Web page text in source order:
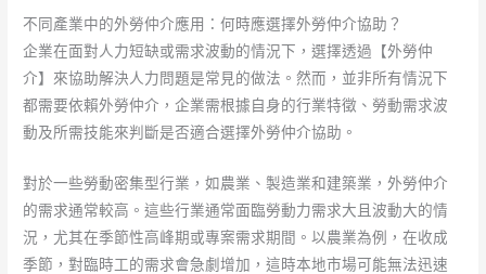
不同產業中的外勞仲介應用：何時應選擇外勞仲介協助？
企業在面對人力短缺或需求波動的情況下，選擇透過【外勞仲
介】來協助解決人力問題是常見的做法。然而，並非所有情況下
都需要依賴外勞仲介，企業需根據自身的行業特徵、勞動需求波
動及所需技能來判斷是否適合選擇外勞仲介協助。
對於一些勞動密集型行業，如農業、製造業和建築業，外勞仲介
的需求通常較高。這些行業通常面臨勞動力需求大且波動大的情
況，尤其在季節性高峰期或專案需求期間。以農業為例，在收成
季節，對臨時工的需求會急劇增加，這時本地市場可能無法迅速